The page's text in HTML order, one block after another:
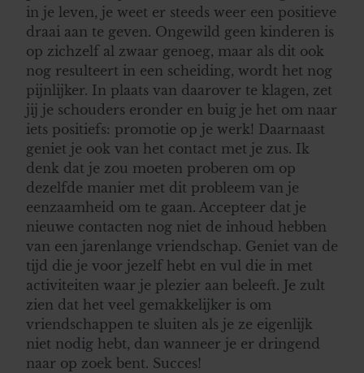
in je leven, je weet er steeds weer een positieve
draai aan te geven. Ongewild geen kinderen is
op zichzelf al zwaar genoeg, maar als dit ook
nog resulteert in een scheiding, wordt het nog
pijnlijker. In plaats van daarover te klagen, zet
jij je schouders eronder en buig je het om naar
iets positiefs: promotie op je werk! Daarnaast
geniet je ook van het contact met je zus. Ik
denk dat je zou moeten proberen om op
dezelfde manier met dit probleem van je
eenzaamheid om te gaan. Accepteer dat je
nieuwe contacten nog niet de inhoud hebben
van een jarenlange vriendschap. Geniet van de
tijd die je voor jezelf hebt en vul die in met
activiteiten waar je plezier aan beleeft. Je zult
zien dat het veel gemakkelijker is om
vriendschappen te sluiten als je ze eigenlijk
niet nodig hebt, dan wanneer je er dringend
naar op zoek bent. Succes!